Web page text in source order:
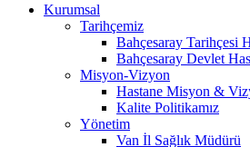
Kurumsal
Tarihçemiz
Bahçesaray Tarihçesi
Bahçesaray Devlet
Misyon-Vizyon
Hastane Misyon &
Kalite Politikamız
Yönetim
Van İl Sağlık Müdürü